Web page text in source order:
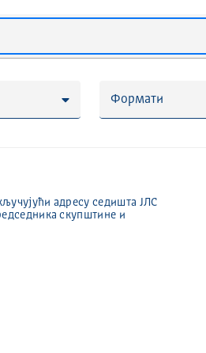
Формати
адресу седишта ЈЛС
скупштине и